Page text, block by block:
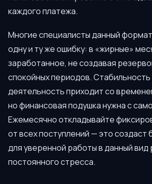
каждого платежа.
Многие специалисты данный
одну и ту же ошибку: в «жирные»
заработанное, не создавая
спокойных периодов. Стабильность
деятельность приходит со
но финансовая подушка нужна с
Ежемесячно откладывайте
от всех поступлений — это создаст
для уверенной работы в данный вид
постоянного стресса.